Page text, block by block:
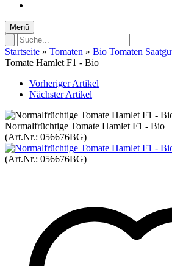
Menü
Startseite » Tomaten » Bio Tomaten
Tomate Hamlet F1 - Bio
Vorheriger Artikel
Nächster Artikel
Normalfrüchtige Tomate Hamlet F1 - Bio
(Art.Nr.: 056676BG)
(Art.Nr.: 056676BG)